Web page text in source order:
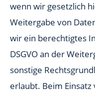
wenn wir gesetzlich
Weitergabe von
wir ein berechtigtes
DSGVO an der
sonstige
erlaubt. Beim